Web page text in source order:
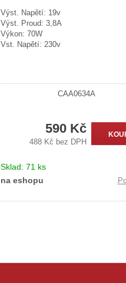
Výst. Napětí: 19v
Výst. Proud: 3,8A
Výkon: 70W
Vst. Napětí: 230v
CAA0634A
590 Kč
488 Kč bez DPH
Sklad: 71 ks
na eshopu